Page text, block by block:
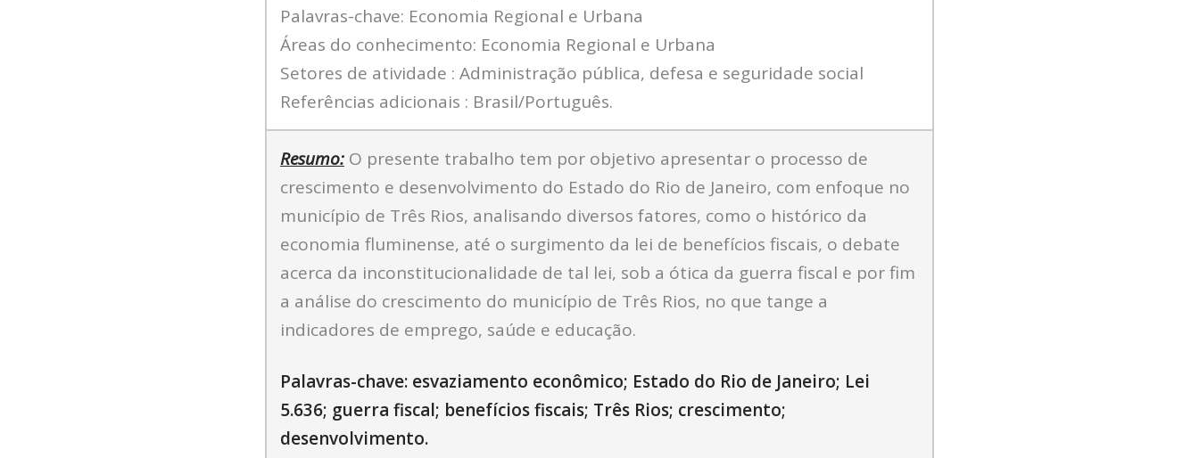
Palavras-chave: Economia Regional e Urbana
Áreas do conhecimento: Economia Regional e Urbana
Setores de atividade : Administração pública, defesa e seguridade social
Referências adicionais : Brasil/Português.
Resumo: O presente trabalho tem por objetivo apresentar o processo de
crescimento e desenvolvimento do Estado do Rio de Janeiro, com enfoque no
município de Três Rios, analisando diversos fatores, como o histórico da
economia fluminense, até o surgimento da lei de benefícios fiscais, o debate
acerca da inconstitucionalidade de tal lei, sob a ótica da guerra fiscal e por fim
a análise do crescimento do município de Três Rios, no que tange a
indicadores de emprego, saúde e educação.
Palavras-chave: esvaziamento econômico; Estado do Rio de Janeiro; Lei
5.636; guerra fiscal; benefícios fiscais; Três Rios; crescimento;
desenvolvimento.